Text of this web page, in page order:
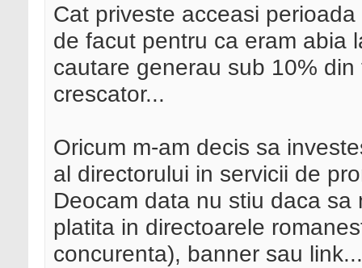
Cat priveste acceasi
de facut pentru ca eram abia
cautare generau sub 10%
crescator...
Oricum m-am decis sa
al directorului in servicii de
Deocam data nu stiu daca sa
platita in directoarele
concurenta), banner sau